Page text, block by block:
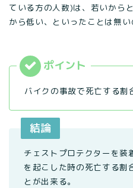
ている方の人数)は、若いから
から低い、といったことは無い
バイクの事故で死亡する割
結論
チェストプロテクターを装
を起こした時の死亡する割
とが出来る。